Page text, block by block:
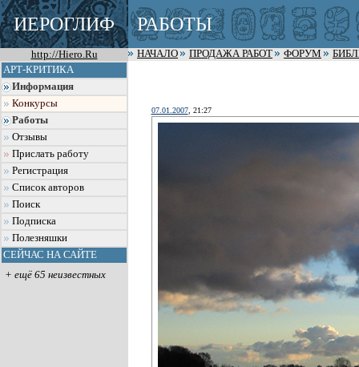
ИЕРОГЛИФ РАБОТЫ
http://Hiero.Ru НАЧАЛО ПРОДАЖА РАБОТ ФОРУМ
АРТ-КРИТИКА
Информация
Конкурсы
Работы
Отзывы
Прислать работу
Регистрация
Список авторов
Поиск
Подписка
Полезняшки
СЕЙЧАС НА САЙТЕ
+ ещё 65 неизвестных
07.01.2007, 21:27